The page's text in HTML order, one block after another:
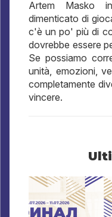
Artem Masko
dimenticato di
c'è un po' più di
dovrebbe essere
Se possiamo
unità, emozioni,
completamente
vincere.